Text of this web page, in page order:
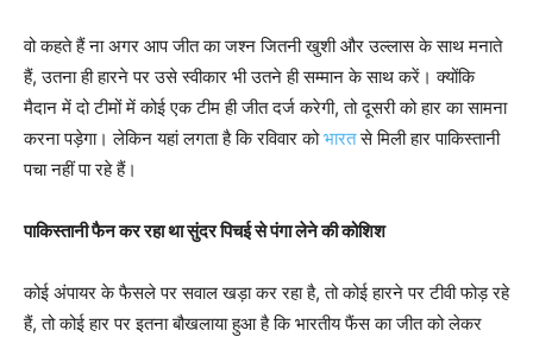
वो कहते हैं ना अगर आप जीत का जश्न जितनी खुशी और उल्लास के साथ मनाते
हैं, उतना ही हारने पर उसे स्वीकार भी उतने ही सम्मान के साथ करें। क्योंकि
मैदान में दो टीमों में कोई एक टीम ही जीत दर्ज करेगी, तो दूसरी को हार का सामना
करना पड़ेगा। लेकिन यहां लगता है कि रविवार कोभारतसे मिली हार पाकिस्तानी
पचा नहीं पा रहे हैं।
पाकिस्तानी फैन कर रहा था सुंदर पिचई से पंगा लेने की कोशिश
कोई अंपायर के फैसले पर सवाल खड़ा कर रहा है, तो कोई हारने पर टीवी फोड़ रहे
हैं, तो कोई हार पर इतना बौखलाया हुआ है कि भारतीय फैंस का जीत को लेकर